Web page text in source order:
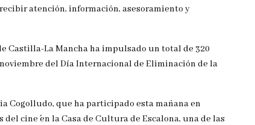
atención, información, asesoramiento y
Castilla-La Mancha ha impulsado un total de 320
del Día Internacional de Eliminación de la
Cogolludo, que ha participado esta mañana en
cine´ en la Casa de Cultura de Escalona, una de las